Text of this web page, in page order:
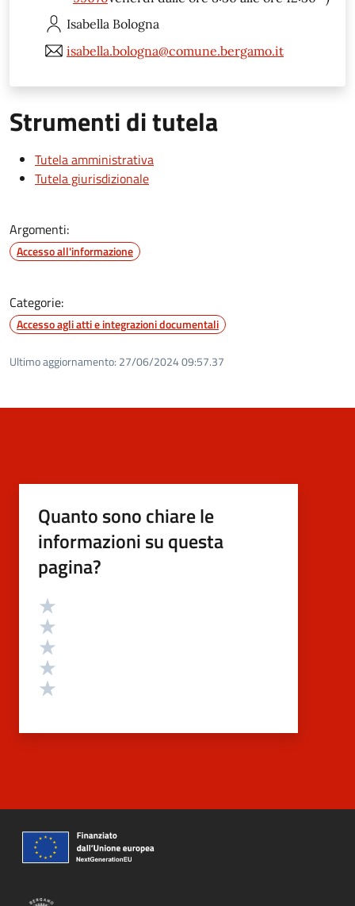
Isabella Bologna
isabella.bologna@comune.bergamo.it
Strumenti di tutela
Tutela amministrativa
Tutela giurisdizionale
Argomenti:
Accesso all'informazione
Categorie:
Accesso agli atti e integrazioni documentali
Ultimo aggiornamento: 27/06/2024 09:57.37
Quanto sono chiare le
informazioni su questa
pagina?
Valutazione